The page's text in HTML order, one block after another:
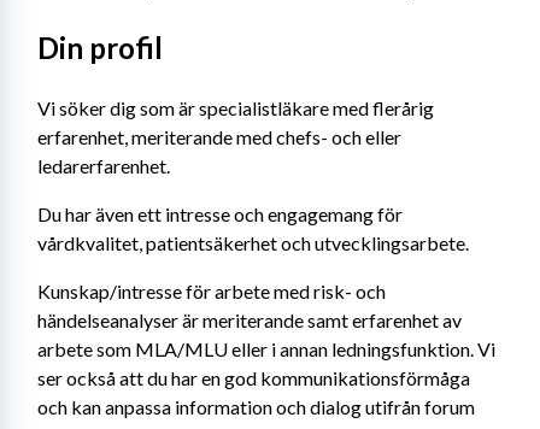
Din profil
Vi söker dig som är specialistläkare med flerårig
erfarenhet, meriterande med chefs- och eller
ledarerfarenhet.
Du har även ett intresse och engagemang för
vårdkvalitet, patientsäkerhet och utvecklingsarbete.
Kunskap/intresse för arbete med risk- och
händelseanalyser är meriterande samt erfarenhet av
arbete som MLA/MLU eller i annan ledningsfunktion. Vi
ser också att du har en god kommunikationsförmåga
och kan anpassa information och dialog utifrån forum